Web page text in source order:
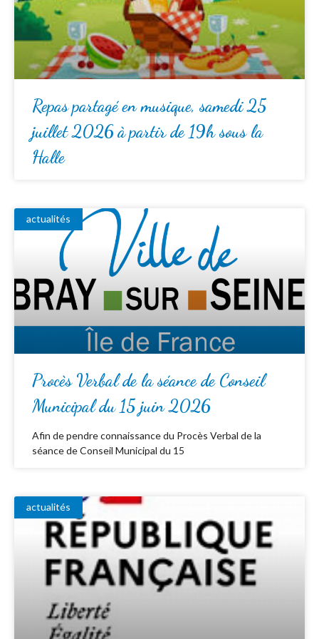
Repas partagé en musique, samedi 25
juillet 2026 à partir de 19h sous la
Halle
actualités
Procès Verbal de la séance de Conseil
Municipal du 15 juin 2026
Afin de pendre connaissance du Procès Verbal de la
séance de Conseil Municipal du 15
actualités